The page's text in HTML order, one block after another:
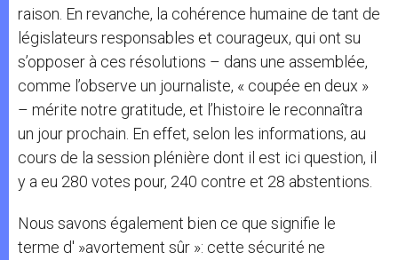
raison. En revanche, la cohérence humaine de tant de
législateurs responsables et courageux, qui ont su
s’opposer à ces résolutions – dans une assemblée,
comme l’observe un journaliste, « coupée en deux »
– mérite notre gratitude, et l’histoire le reconnaîtra
un jour prochain. En effet, selon les informations, au
cours de la session plénière dont il est ici question, il
y a eu 280 votes pour, 240 contre et 28 abstentions.
Nous savons également bien ce que signifie le
terme d' »avortement sûr »: cette sécurité ne